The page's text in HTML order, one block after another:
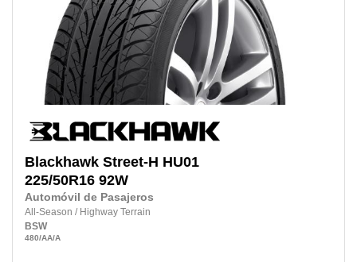
Blackhawk Street-H HU01
225/50R16 92W
Automóvil de Pasajeros
All-Season / Highway Terrain
BSW
480/AA/A